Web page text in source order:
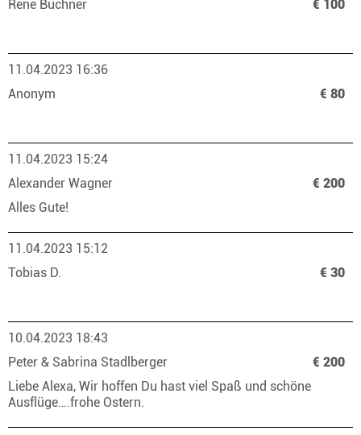
Rene Buchner € 100
11.04.2023 16:36
Anonym
€ 80
11.04.2023 15:24
Alexander Wagner
€ 200
Alles Gute!
11.04.2023 15:12
Tobias D.
€ 30
10.04.2023 18:43
Peter & Sabrina Stadlberger
€ 200
Liebe Alexa, Wir hoffen Du hast viel Spaß und schöne
Ausflüge….frohe Ostern.